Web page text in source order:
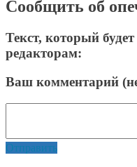
Сообщить об
Текст, который
редакторам:
Ваш комментарий
Отправить